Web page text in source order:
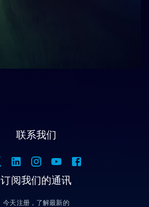
联系我们
订阅我们的通讯
今天注册，了解最新的